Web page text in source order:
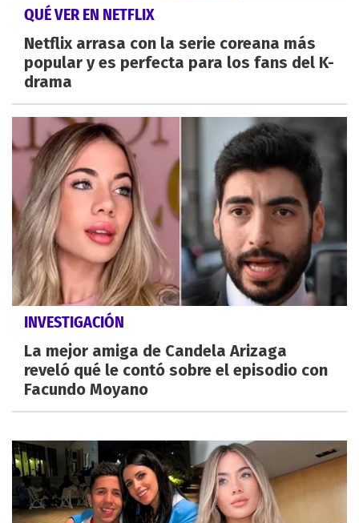
QUÉ VER EN NETFLIX
Netflix arrasa con la serie coreana más
popular y es perfecta para los fans del K-
drama
INVESTIGACIÓN
La mejor amiga de Candela Arizaga
reveló qué le contó sobre el episodio con
Facundo Moyano